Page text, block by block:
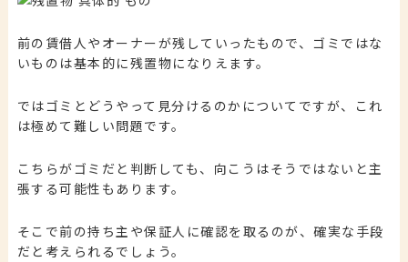
前の賃借人やオーナーが残していったもので、ゴミではな
いものは基本的に残置物になりえます。
ではゴミとどうやって見分けるのかについてですが、これ
は極めて難しい問題です。
こちらがゴミだと判断しても、向こうはそうではないと主
張する可能性もあります。
そこで前の持ち主や保証人に確認を取るのが、確実な手段
だと考えられるでしょう。